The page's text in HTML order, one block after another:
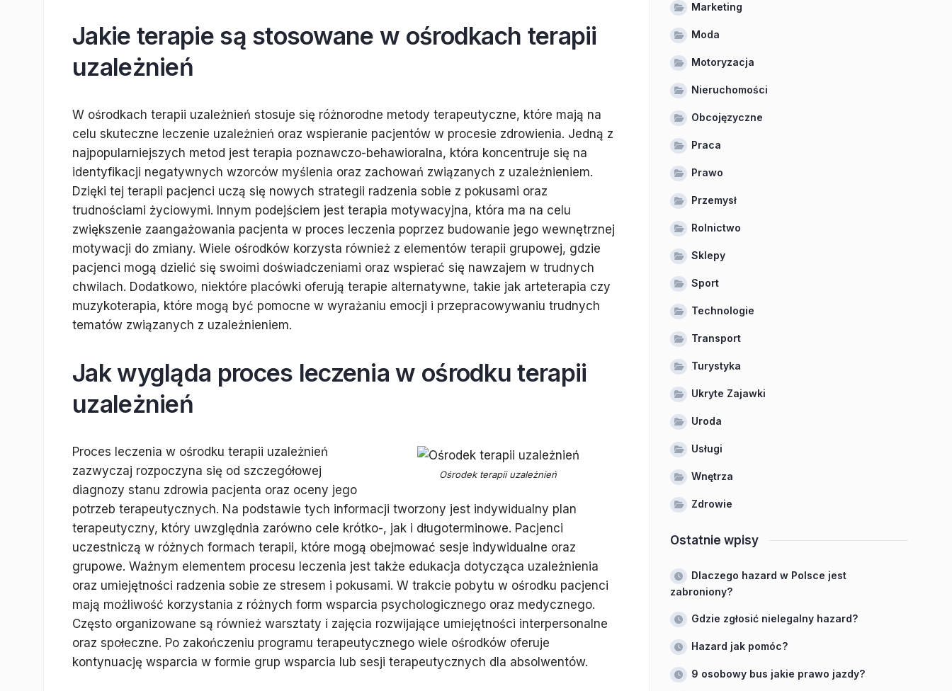
Jakie terapie są stosowane w ośrodkach terapii
uzależnień
W ośrodkach terapii uzależnień stosuje się różnorodne metody terapeutyczne, które mają na
celu skuteczne leczenie uzależnień oraz wspieranie pacjentów w procesie zdrowienia. Jedną z
najpopularniejszych metod jest terapia poznawczo-behawioralna, która koncentruje się na
identyfikacji negatywnych wzorców myślenia oraz zachowań związanych z uzależnieniem.
Dzięki tej terapii pacjenci uczą się nowych strategii radzenia sobie z pokusami oraz
trudnościami życiowymi. Innym podejściem jest terapia motywacyjna, która ma na celu
zwiększenie zaangażowania pacjenta w proces leczenia poprzez budowanie jego wewnętrznej
motywacji do zmiany. Wiele ośrodków korzysta również z elementów terapii grupowej, gdzie
pacjenci mogą dzielić się swoimi doświadczeniami oraz wspierać się nawzajem w trudnych
chwilach. Dodatkowo, niektóre placówki oferują terapie alternatywne, takie jak arteterapia czy
muzykoterapia, które mogą być pomocne w wyrażaniu emocji i przepracowywaniu trudnych
tematów związanych z uzależnieniem.
Jak wygląda proces leczenia w ośrodku terapii
uzależnień
Ośrodek terapii uzależnień
Proces leczenia w ośrodku terapii uzależnień
zazwyczaj rozpoczyna się od szczegółowej
diagnozy stanu zdrowia pacjenta oraz oceny jego
potrzeb terapeutycznych. Na podstawie tych informacji tworzony jest indywidualny plan
terapeutyczny, który uwzględnia zarówno cele krótko-, jak i długoterminowe. Pacjenci
uczestniczą w różnych formach terapii, które mogą obejmować sesje indywidualne oraz
grupowe. Ważnym elementem procesu leczenia jest także edukacja dotycząca uzależnienia
oraz umiejętności radzenia sobie ze stresem i pokusami. W trakcie pobytu w ośrodku pacjenci
mają możliwość korzystania z różnych form wsparcia psychologicznego oraz medycznego.
Często organizowane są również warsztaty i zajęcia rozwijające umiejętności interpersonalne
oraz społeczne. Po zakończeniu programu terapeutycznego wiele ośrodków oferuje
kontynuację wsparcia w formie grup wsparcia lub sesji terapeutycznych dla absolwentów.
Marketing
Moda
Motoryzacja
Nieruchomości
Obcojęzyczne
Praca
Prawo
Przemysł
Rolnictwo
Sklepy
Sport
Technologie
Transport
Turystyka
Ukryte Zajawki
Uroda
Usługi
Wnętrza
Zdrowie
Ostatnie wpisy
Dlaczego hazard w Polsce jest
zabroniony?
Gdzie zgłosić nielegalny hazard?
Hazard jak pomóc?
9 osobowy bus jakie prawo jazdy?